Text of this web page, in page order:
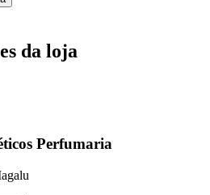
da loja
Perfumaria